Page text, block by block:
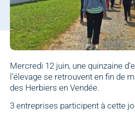
Mercredi 12 juin, une quinzaine
l’élevage se retrouvent en fin de
des Herbiers en Vendée.
3 entreprises participent à cette